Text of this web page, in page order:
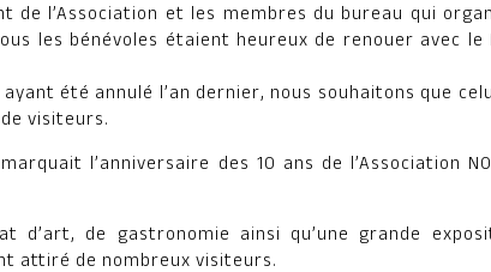
de l’Association et les membres du bureau qui
les bénévoles étaient heureux de renouer avec le
été annulé l’an dernier, nous souhaitons que
visiteurs.
l’anniversaire des 10 ans de l’Association
d’art, de gastronomie ainsi qu’une grande
attiré de nombreux visiteurs.